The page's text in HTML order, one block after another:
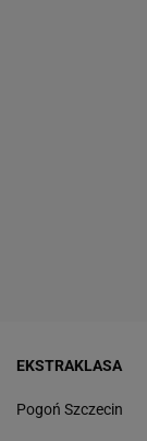
EKSTRAKLASA
Pogoń Szczecin